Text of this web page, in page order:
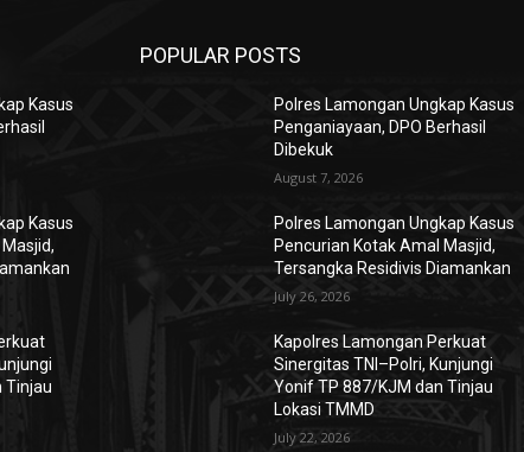
Kasus
Kasus
Tinjau
POPULAR POSTS
Polres Lamongan Ungkap Kasus
Penganiayaan, DPO Berhasil
Dibekuk
August 7, 2026
Polres Lamongan Ungkap Kasus
Pencurian Kotak Amal Masjid,
Tersangka Residivis Diamankan
July 26, 2026
Kapolres Lamongan Perkuat
Sinergitas TNI–Polri, Kunjungi
Yonif TP 887/KJM dan Tinjau
Lokasi TMMD
July 22, 2026